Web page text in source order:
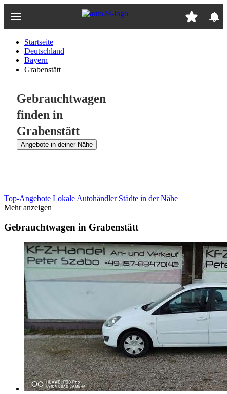
Hauptinhalt
Startseite
Deutschland
Bayern
Grabenstätt
Gebrauchtwagen
finden in
Grabenstätt
Angebote in deiner Nähe
Top-Angebote Lokale Autohändler Städte in der Nähe
Mehr anzeigen
Gebrauchtwagen in Grabenstätt